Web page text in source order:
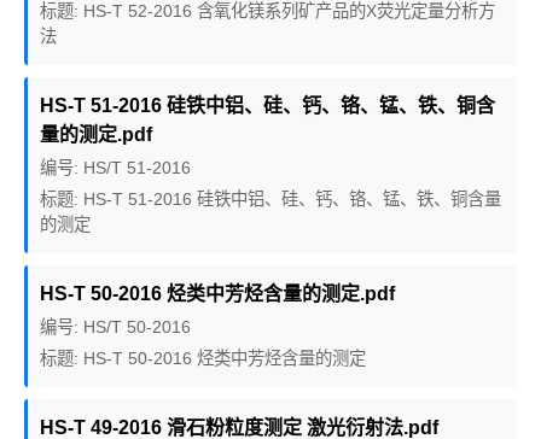
标题: HS-T 52-2016 含氧化镁系列矿产品的X荧光定量分析方
法
HS-T 51-2016 硅铁中铝、硅、钙、铬、锰、铁、铜含
量的测定.pdf
编号: HS/T 51-2016
标题: HS-T 51-2016 硅铁中铝、硅、钙、铬、锰、铁、铜含量
的测定
HS-T 50-2016 烃类中芳烃含量的测定.pdf
编号: HS/T 50-2016
标题: HS-T 50-2016 烃类中芳烃含量的测定
HS-T 49-2016 滑石粉粒度测定 激光衍射法.pdf